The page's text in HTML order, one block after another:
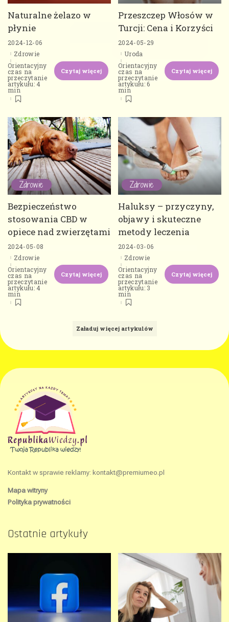
Naturalne żelazo w
płynie
2024-12-06
Zdrowie
Orientacyjny
czas na
przeczytanie
artykułu: 4
min
Czytaj więcej
Przeszczep Włosów w
Turcji: Cena i Korzyści
2024-05-29
Uroda
Orientacyjny
czas na
przeczytanie
artykułu: 6
min
Czytaj więcej
Zdrowie
Bezpieczeństwo
stosowania CBD w
opiece nad zwierzętami
2024-05-08
Zdrowie
Orientacyjny
czas na
przeczytanie
artykułu: 4
min
Czytaj więcej
Zdrowie
Haluksy – przyczyny,
objawy i skuteczne
metody leczenia
2024-03-06
Zdrowie
Orientacyjny
czas na
przeczytanie
artykułu: 3
min
Czytaj więcej
Załaduj więcej artykulów
Kontakt w sprawie reklamy: kontakt@premiumeo.pl
Mapa witryny
Polityka prywatności
Ostatnie artykuły